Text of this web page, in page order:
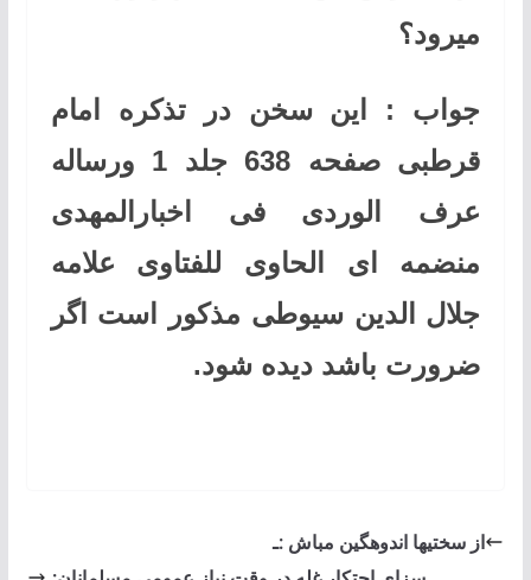
میرود؟
جواب : این سخن در تذکره امام
قرطبی صفحه 638 جلد 1 ورساله
عرف الوردی فی اخبارالمهدی
منضمه ای الحاوی للفتاوی علامه
جلال الدین سیوطی مذکور است اگر
ضرورت باشد دیده شود.
از سختیها اندوهگین مباش :ـ